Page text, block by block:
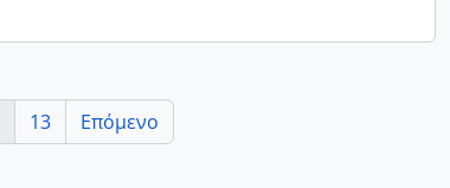
13 Επόμενο